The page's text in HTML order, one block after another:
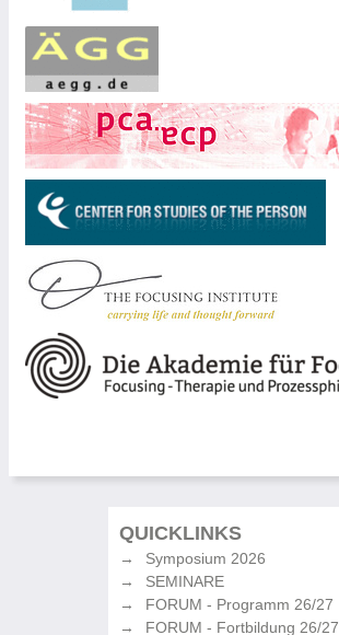
QUICKLINKS
Symposium 2026
SEMINARE
FORUM - Programm 26/27
FORUM - Fortbildung 26/27